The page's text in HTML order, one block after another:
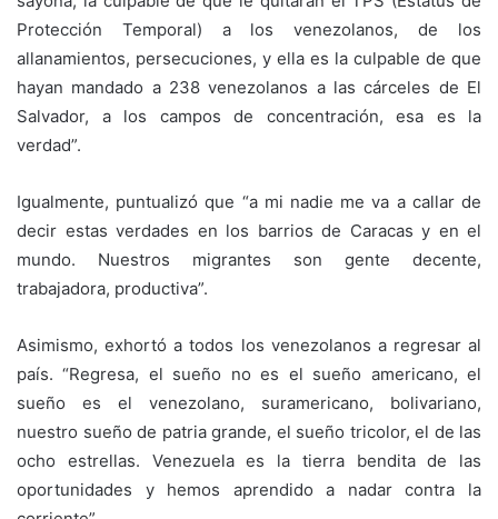
Protección Temporal) a los venezolanos, de los
allanamientos, persecuciones, y ella es la culpable de que
hayan mandado a 238 venezolanos a las cárceles de El
Salvador, a los campos de concentración, esa es la
verdad”.
Igualmente, puntualizó que “a mi nadie me va a callar de
decir estas verdades en los barrios de Caracas y en el
mundo. Nuestros migrantes son gente decente,
trabajadora, productiva”.
Asimismo, exhortó a todos los venezolanos a regresar al
país. “Regresa, el sueño no es el sueño americano, el
sueño es el venezolano, suramericano, bolivariano,
nuestro sueño de patria grande, el sueño tricolor, el de las
ocho estrellas. Venezuela es la tierra bendita de las
oportunidades y hemos aprendido a nadar contra la